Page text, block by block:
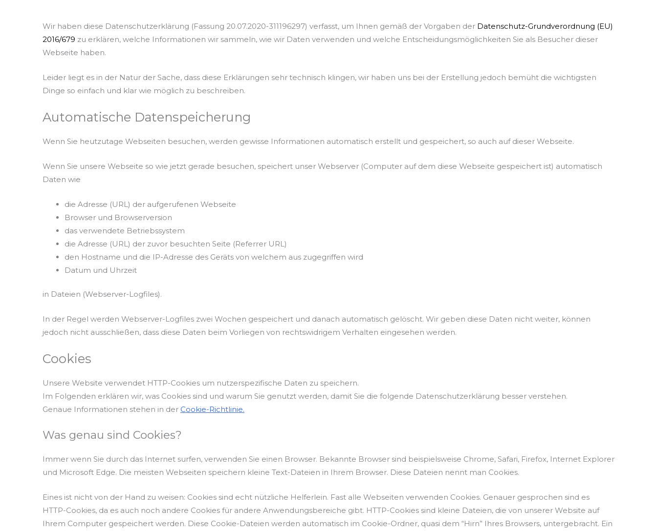
Wir haben diese Datenschutzerklärung (Fassung 20.07.2020-311196297) verfasst, um Ihnen gemäß der Vorgaben der Datenschutz-Grundverordnung (EU)
2016/679 zu erklären, welche Informationen wir sammeln, wie wir Daten verwenden und welche Entscheidungsmöglichkeiten Sie als Besucher dieser
Webseite haben.
Leider liegt es in der Natur der Sache, dass diese Erklärungen sehr technisch klingen, wir haben uns bei der Erstellung jedoch bemüht die wichtigsten
Dinge so einfach und klar wie möglich zu beschreiben.
Automatische Datenspeicherung
Wenn Sie heutzutage Webseiten besuchen, werden gewisse Informationen automatisch erstellt und gespeichert, so auch auf dieser Webseite.
Wenn Sie unsere Webseite so wie jetzt gerade besuchen, speichert unser Webserver (Computer auf dem diese Webseite gespeichert ist) automatisch
Daten wie
die Adresse (URL) der aufgerufenen Webseite
Browser und Browserversion
das verwendete Betriebssystem
die Adresse (URL) der zuvor besuchten Seite (Referrer URL)
den Hostname und die IP-Adresse des Geräts von welchem aus zugegriffen wird
Datum und Uhrzeit
in Dateien (Webserver-Logfiles).
In der Regel werden Webserver-Logfiles zwei Wochen gespeichert und danach automatisch gelöscht. Wir geben diese Daten nicht weiter, können
jedoch nicht ausschließen, dass diese Daten beim Vorliegen von rechtswidrigem Verhalten eingesehen werden.
Cookies
Unsere Website verwendet HTTP-Cookies um nutzerspezifische Daten zu speichern.
Im Folgenden erklären wir, was Cookies sind und warum Sie genutzt werden, damit Sie die folgende Datenschutzerklärung besser verstehen.
Genaue Informationen stehen in der Cookie-Richtlinie.
Was genau sind Cookies?
Immer wenn Sie durch das Internet surfen, verwenden Sie einen Browser. Bekannte Browser sind beispielsweise Chrome, Safari, Firefox, Internet Explorer
und Microsoft Edge. Die meisten Webseiten speichern kleine Text-Dateien in Ihrem Browser. Diese Dateien nennt man Cookies.
Eines ist nicht von der Hand zu weisen: Cookies sind echt nützliche Helferlein. Fast alle Webseiten verwenden Cookies. Genauer gesprochen sind es
HTTP-Cookies, da es auch noch andere Cookies für andere Anwendungsbereiche gibt. HTTP-Cookies sind kleine Dateien, die von unserer Website auf
Ihrem Computer gespeichert werden. Diese Cookie-Dateien werden automatisch im Cookie-Ordner, quasi dem “Hirn” Ihres Browsers, untergebracht. Ein